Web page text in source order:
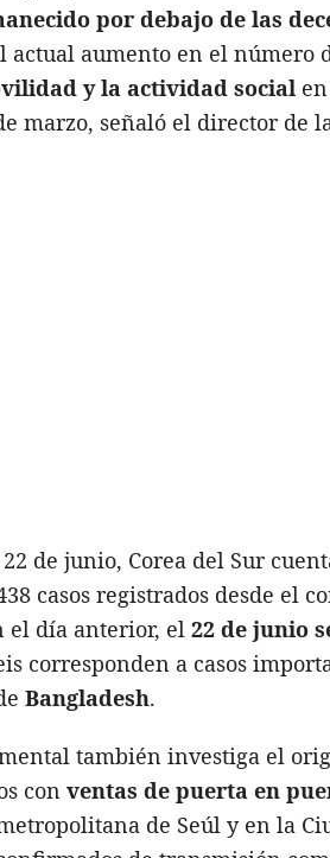
por debajo de las
aumento en el número
y la actividad social
marzo, señaló el director de
de junio, Corea del Sur
casos registrados desde el
el día anterior, el 22 de junio
corresponden a casos
Bangladesh.
también investiga el
con ventas de puerta en
de Seúl y en la